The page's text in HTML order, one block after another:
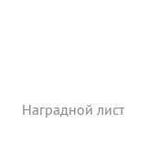
Наградной лист